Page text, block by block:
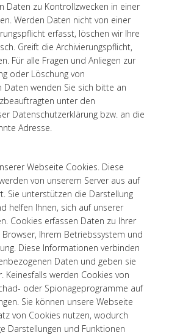
Daten zu Kontrollzwecken in einer
Werden Daten nicht von einer
erfasst, löschen wir Ihre
Greift die Archivierungspflicht,
Für alle Fragen und Anliegen zur
oder Löschung von
wenden Sie sich bitte an
unter den
Datenschutzerklärung bzw. an die
Adresse.
Webseite Cookies. Diese
von unserem Server aus auf
Sie unterstützen die Darstellung
helfen Ihnen, sich auf unserer
Cookies erfassen Daten zu Ihrer
Browser, Ihrem Betriebssystem und
Diese Informationen verbinden
Daten und geben sie
Keinesfalls werden Cookies von
oder Spionageprogramme auf
Sie können unsere Webseite
von Cookies nutzen, wodurch
Darstellungen und Funktionen